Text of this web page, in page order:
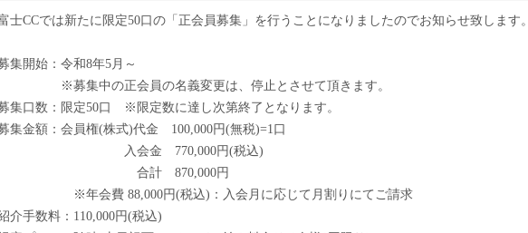
士CCでは新たに限定50口の「正会員募集」を行うことになりましたのでお知らせ致します。
集開始：令和8年5月～
募集中の正会員の名義変更は、停止とさせて頂きます。
集口数：限定50口 ※限定数に達し次第終了となります。
集金額：会員権(株式)代金 100,000円(無税)=1口
会金 770,000円(税込)
計 870,000円
年会費 88,000円(税込)：入会月に応じて月割りにてご請求
介手数料：110,000円(税込)